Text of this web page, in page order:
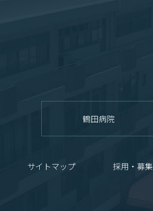
鶴田病院
サイトマップ 採用・募